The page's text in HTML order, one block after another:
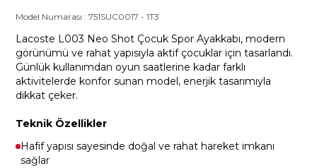
Model Numarası :751SUC0017 -1T3
Lacoste L003 Neo Shot Çocuk Spor Ayakkabı, modern
görünümü ve rahat yapısıyla aktif çocuklar için tasarlandı.
Günlük kullanımdan oyun saatlerine kadar farklı
aktivitelerde konfor sunan model, enerjik tasarımıyla
dikkat çeker.
Teknik Özellikler
Hafif yapısı sayesinde doğal ve rahat hareket imkanı
sağlar